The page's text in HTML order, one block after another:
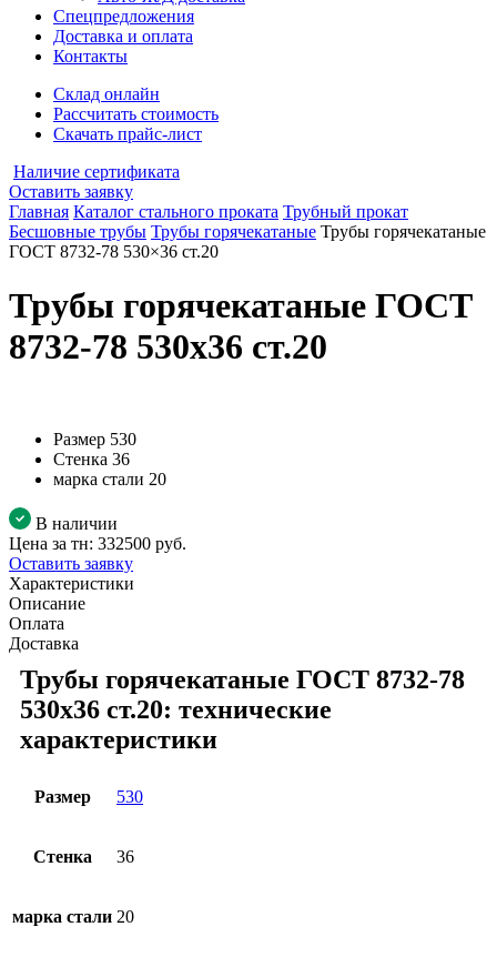
Спецпредложения
Доставка и оплата
Контакты
Склад онлайн
Рассчитать стоимость
Скачать прайс-лист
Наличие сертификата
Оставить заявку
Главная Каталог стального проката Трубный прокат
Бесшовные трубы Трубы горячекатаные Трубы горячекатаные
ГОСТ 8732-78 530×36 ст.20
Трубы горячекатаные ГОСТ
8732-78 530x36 ст.20
Размер 530
Стенка 36
марка стали 20
В наличии
Цена за тн: 332500 руб.
Оставить заявку
Характеристики
Описание
Оплата
Доставка
Трубы горячекатаные ГОСТ 8732-78
530x36 ст.20: технические
характеристики
Размер 530
Стенка 36
марка стали 20